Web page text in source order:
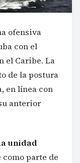
ofensiva
con el
el Caribe. La
de la postura
en línea con
anterior
unidad
como parte de